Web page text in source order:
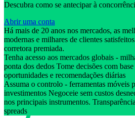
Descubra como se antecipar à
Abrir uma conta
Há mais de 20 anos nos mercados, as
modernas e milhares de clientes
corretora premiada.
Tenha acesso aos mercados globais -
ponta dos dedos Tome decisões com
oportunidades e recomendações diárias
Assuma o controlo - ferramentas móveis
investimentos Negoceie sem custos
nos principais instrumentos.
spreads